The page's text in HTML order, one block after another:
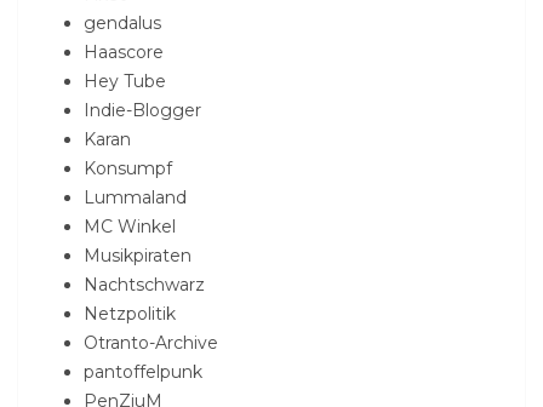
gendalus
Haascore
Hey Tube
Indie-Blogger
Karan
Konsumpf
Lummaland
MC Winkel
Musikpiraten
Nachtschwarz
Netzpolitik
Otranto-Archive
pantoffelpunk
PenZiuM